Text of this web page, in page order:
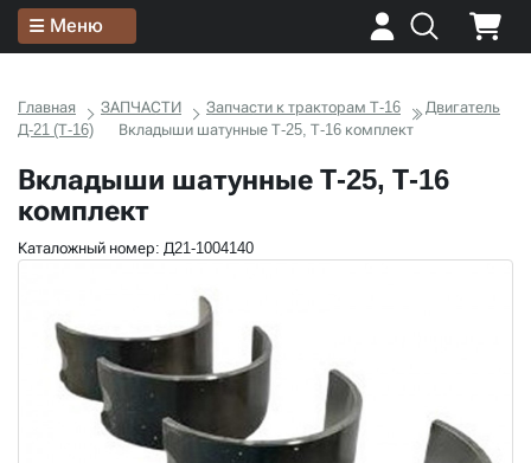
Меню
Главная ЗАПЧАСТИ Запчасти к тракторам Т-16
Двигатель
Д-21 (Т-16)
Вкладыши шатунные Т-25, Т-16 комплект
Вкладыши шатунные Т-25, Т-16
комплект
Каталожный номер: Д21-1004140